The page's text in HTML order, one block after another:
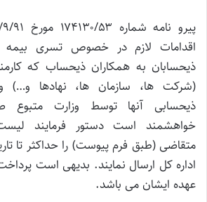
اقدامات لازم در خصوص تسری
ذیحسابان به همکاران ذیحساب که
(شرکت ها، سازمان ها، نهادها و…)
ذیحسابی آنها توسط وزارت متبوع
خواهشمند است دستور فرمایند
اداره کل ارسال نمایند. بدیهی است
عهده ایشان می باشد.